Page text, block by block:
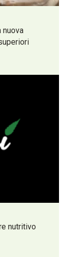
nuova
nutritivo